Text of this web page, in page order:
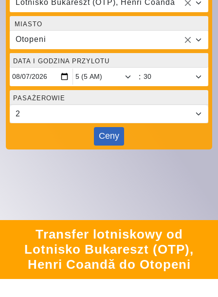
Lotnisko Bukareszt (OTP), Henri Coandă
MIASTO
Otopeni
DATA I GODZINA PRZYLOTU
:
PASAŻEROWIE
Ceny
Transfer lotniskowy od
Lotnisko Bukareszt (OTP),
Henri Coandă do Otopeni